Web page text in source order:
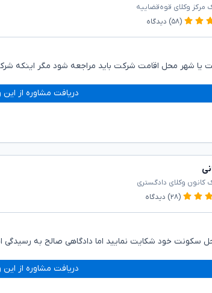
مرکز وکلای قوه‌قضاییه
(۵۸) دیدگاه
یا شهر محل اقامت شرکت باید مراجعه شود مگر اینکه
دریافت مشاوره از این
کانون وکلای دادگستری
(۲۸) دیدگاه
سکونت خود شکایت نمایید اما دادگاهی صالح به
دریافت مشاوره از این